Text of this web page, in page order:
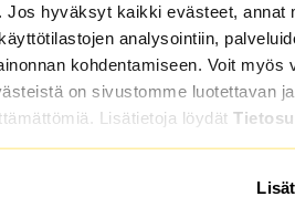
Jos hyväksyt kaikki evästeet, annat
analysointiin,
kohdentamiseen. Voit myös
on sivustomme luotettavan
Lisätietoja löydät
ikkunaan
kysymykset